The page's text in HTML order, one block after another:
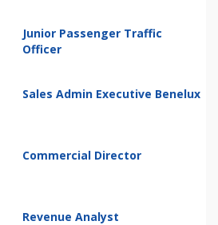
Junior Passenger Traffic
Officer
Sales Admin Executive Benelux
Commercial Director
Revenue Analyst